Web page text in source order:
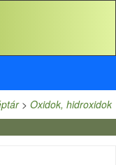
> Oxidok, hidroxidok